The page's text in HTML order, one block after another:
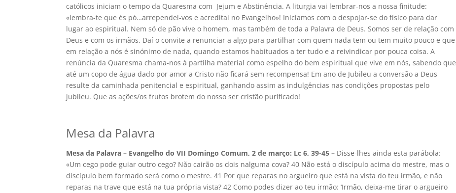
católicos iniciam o tempo da Quaresma com Jejum e Abstinência. A liturgia vai lembrar-nos a nossa finitude:
«lembra-te que és pó…arrependei-vos e acreditai no Evangelho»! Iniciamos com o despojar-se do físico para dar
lugar ao espiritual. Nem só de pão vive o homem, mas também de toda a Palavra de Deus. Somos ser de relação com
Deus e com os irmãos. Daí o convite a renunciar a algo para partilhar com quem nada tem ou tem muito pouco e que
em relação a nós é sinónimo de nada, quando estamos habituados a ter tudo e a reivindicar por pouca coisa. A
renúncia da Quaresma chama-nos à partilha material como espelho do bem espiritual que vive em nós, sabendo que
até um copo de água dado por amor a Cristo não ficará sem recompensa! Em ano de Jubileu a conversão a Deus
resulte da caminhada penitencial e espiritual, ganhando assim as indulgências nas condições propostas pelo
jubileu. Que as ações/os frutos brotem do nosso ser cristão purificado!
Mesa da Palavra
Mesa da Palavra – Evangelho do VII Domingo Comum,2 de março: Lc 6, 39-45 – Disse-lhes ainda esta parábola:
«Um cego pode guiar outro cego? Não cairão os dois nalguma cova? 40 Não está o discípulo acima do mestre, mas o
discípulo bem formado será como o mestre. 41 Por que reparas no argueiro que está na vista do teu irmão, e não
reparas na trave que está na tua própria vista? 42 Como podes dizer ao teu irmão: ‘Irmão, deixa-me tirar o argueiro